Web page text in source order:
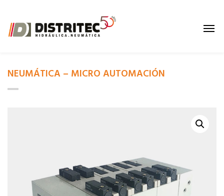
NEUMÁTICA – MICRO AUTOMACIÓN